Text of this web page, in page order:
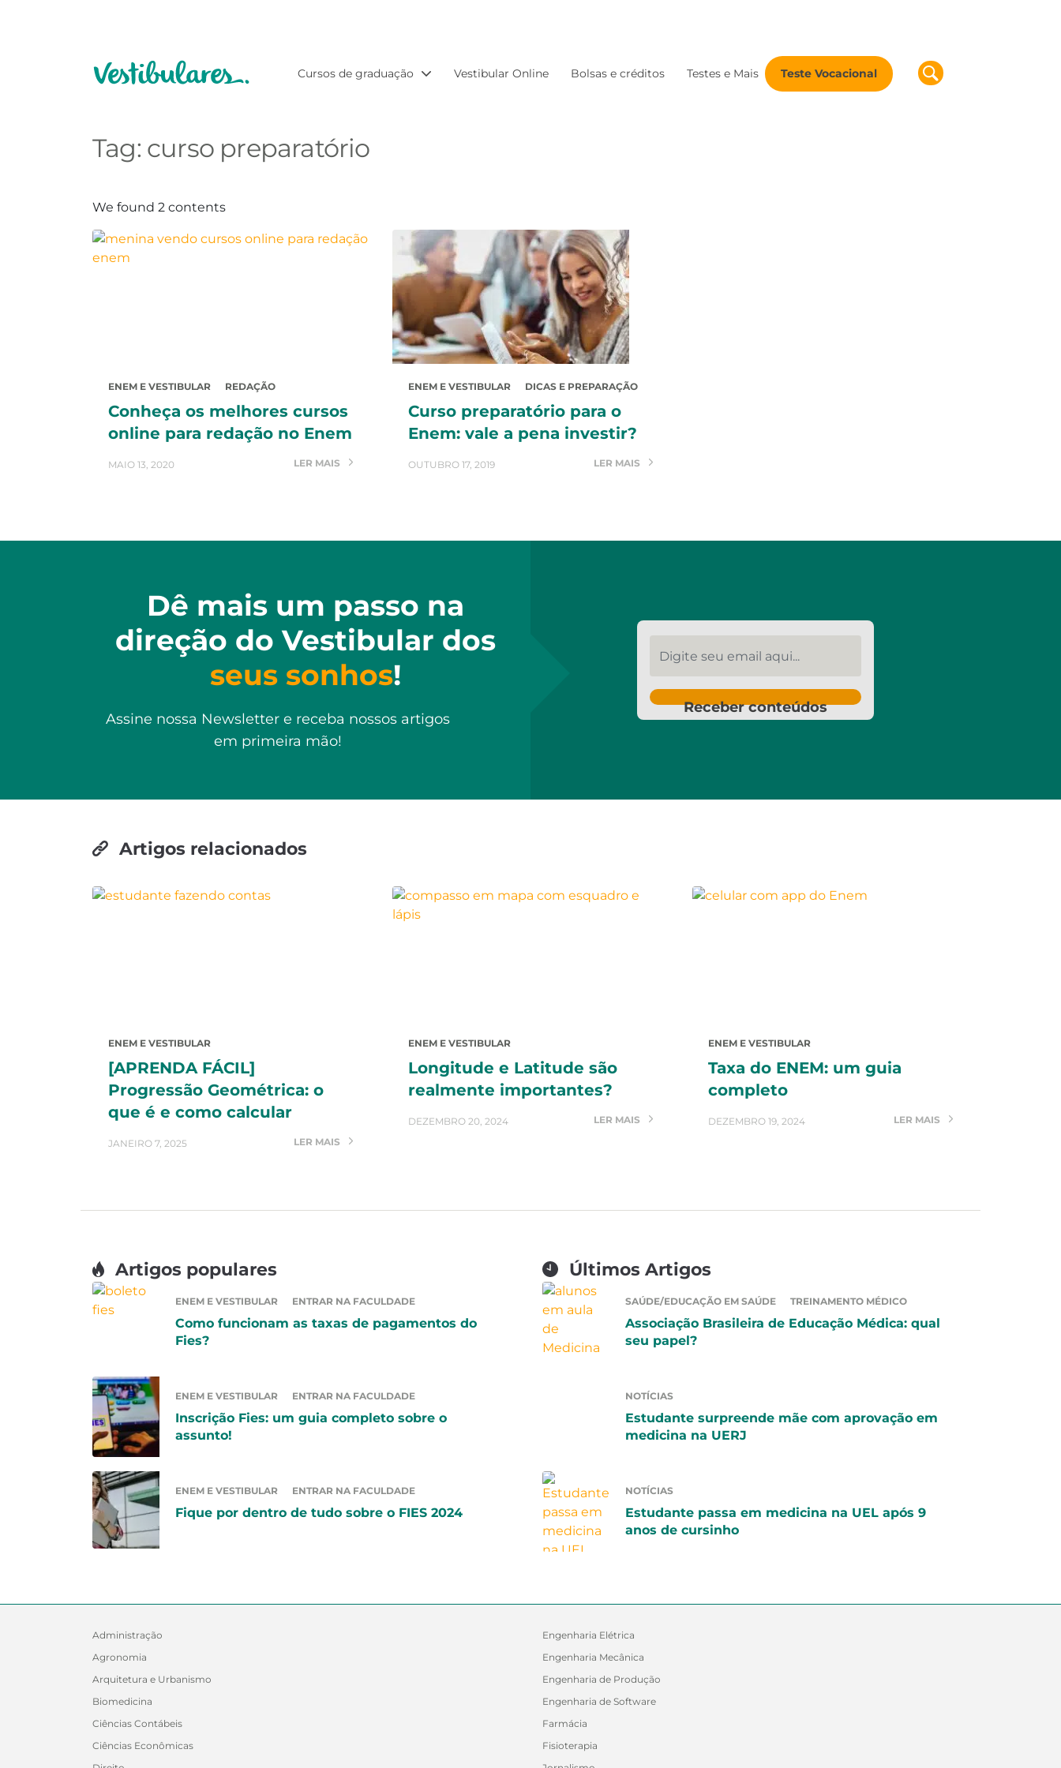
Cursos de graduação Vestibular Online Bolsas e créditos Testes e Mais Teste Vocacional
Tag: curso preparatório
We found 2 contents
ENEM E VESTIBULAR REDAÇÃO
Conheça os melhores cursos
online para redação no Enem
MAIO 13, 2020 LER MAIS
ENEM E VESTIBULAR DICAS E PREPARAÇÃO
Curso preparatório para o
Enem: vale a pena investir?
OUTUBRO 17, 2019 LER MAIS
Dê mais um passo na
direção do Vestibular dos
seus sonhos!
Assine nossa Newsletter e receba nossos artigos
em primeira mão!
Receber conteúdos
Artigos relacionados
ENEM E VESTIBULAR
[APRENDA FÁCIL]
Progressão Geométrica: o
que é e como calcular
JANEIRO 7, 2025 LER MAIS
ENEM E VESTIBULAR
Longitude e Latitude são
realmente importantes?
DEZEMBRO 20, 2024 LER MAIS
ENEM E VESTIBULAR
Taxa do ENEM: um guia
completo
DEZEMBRO 19, 2024 LER MAIS
Artigos populares
ENEM E VESTIBULAR ENTRAR NA FACULDADE
Como funcionam as taxas de pagamentos do
Fies?
ENEM E VESTIBULAR ENTRAR NA FACULDADE
Inscrição Fies: um guia completo sobre o
assunto!
ENEM E VESTIBULAR ENTRAR NA FACULDADE
Fique por dentro de tudo sobre o FIES 2024
Últimos Artigos
SAÚDE/EDUCAÇÃO EM SAÚDE TREINAMENTO MÉDICO
Associação Brasileira de Educação Médica: qual
seu papel?
NOTÍCIAS
Estudante surpreende mãe com aprovação em
medicina na UERJ
NOTÍCIAS
Estudante passa em medicina na UEL após 9
anos de cursinho
Administração
Agronomia
Arquitetura e Urbanismo
Biomedicina
Ciências Contábeis
Ciências Econômicas
Engenharia Elétrica
Engenharia Mecânica
Engenharia de Produção
Engenharia de Software
Farmácia
Fisioterapia